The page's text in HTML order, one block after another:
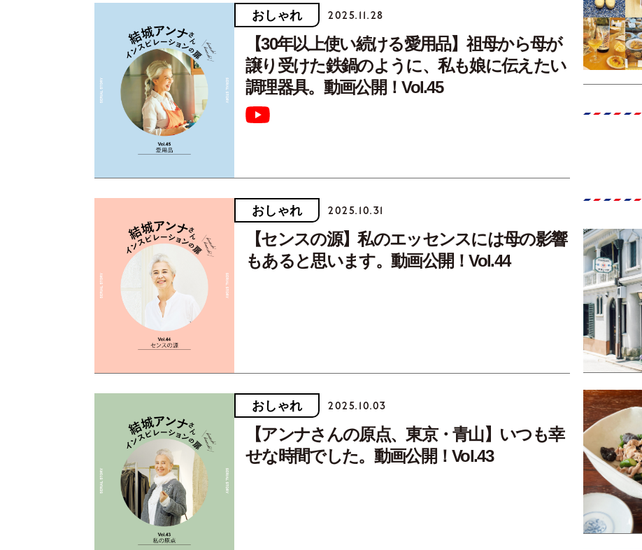
おしゃれ 2025.11.28
【30年以上使い続ける愛用品】祖母から母が
譲り受けた鉄鍋のように、私も娘に伝えたい
調理器具。動画公開！Vol.45
おしゃれ 2025.10.31
【センスの源】私のエッセンスには母の影響
もあると思います。動画公開！Vol.44
おしゃれ 2025.10.03
【アンナさんの原点、東京・青山】いつも幸
せな時間でした。動画公開！Vol.43